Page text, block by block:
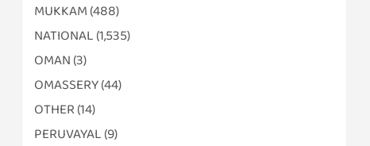
MUKKAM (488)
NATIONAL (1,535)
OMAN (3)
OMASSERY(44)
OTHER (14)
PERUVAYAL (9)